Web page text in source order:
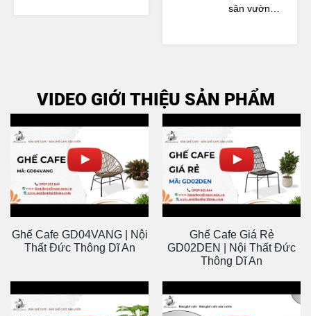
rất vừa ý,
với không
gian.
sân vườn
Cảm ơn đội
viên đã
nhiệt tình
hỗ trợ.
VIDEO GIỚI THIỆU SẢN PHẨM
Ghế Cafe GD04VANG | Nội
Thất Đức Thông Dĩ An
Ghế Cafe Giá Rẻ
GD02DEN | Nội Thất Đức
Thông Dĩ An